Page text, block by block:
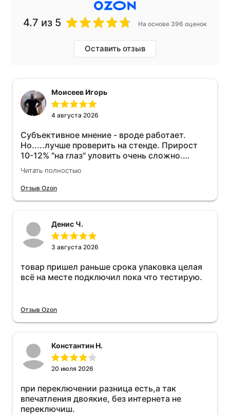
4.7 из 5 На основе 396 оценок
Оставить отзыв
Моисеев Игорь
4 августа 2026
Субъективное мнение - вроде работает.
Но.....лучше проверить на стенде. Прирост
10-12% "на глаз" уловить очень сложно.
Покатаюсь, потом отключу и посмотрю, что
будет 😁.
Читать полностью
Отзыв Ozon
Денис Ч.
3 августа 2026
товар пришел раньше срока упаковка целая
всё на месте подключил пока что тестирую.
Отзыв Ozon
Константин Н.
20 июля 2026
при переключении разница есть,а так
впечатления двоякие, без интернета не
переключиш.